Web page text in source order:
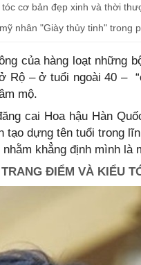
cơ bản đẹp xinh và thời
nhân "Giày thủy tinh" trong
của hàng loạt những
Rộ – ở tuổi ngoài 40 –
mộ.
cai Hoa hậu Hàn
tạo dựng tên tuổi trong
khẳng định mình là
ĐIỂM VÀ KIỂU